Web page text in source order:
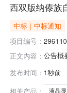
西双版纳傣族
中标｜中标通知
项目编号：
正文内容： 公告概
于液
发布时间： 1秒前
相关产品：
液晶